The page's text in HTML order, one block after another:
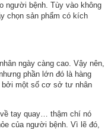
người bệnh. Tùy vào không
chọn sản phẩm có kích
ngày càng cao. Vậy nên,
phần lớn đó là hàng
bởi một số cơ sở tư nhân
tay quay… thậm chí nó
của người bệnh. Vì lẽ đó,